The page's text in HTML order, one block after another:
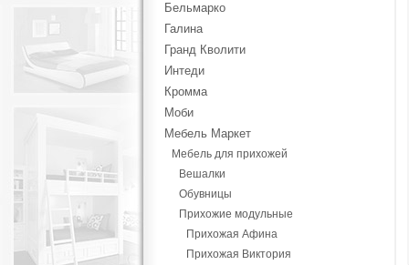
Бельмарко
Галина
Гранд Кволити
Интеди
Кромма
Моби
Мебель Маркет
Мебель для прихожей
Вешалки
Обувницы
Прихожие модульные
Прихожая Афина
Прихожая Виктория